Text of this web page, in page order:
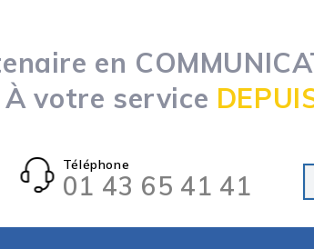
en
À votre service
Téléphone
01 43 65 41 41